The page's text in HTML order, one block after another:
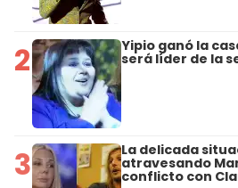
2 Yipio ganó la
será líder de la
3 La delicada
atravesando
conflicto con